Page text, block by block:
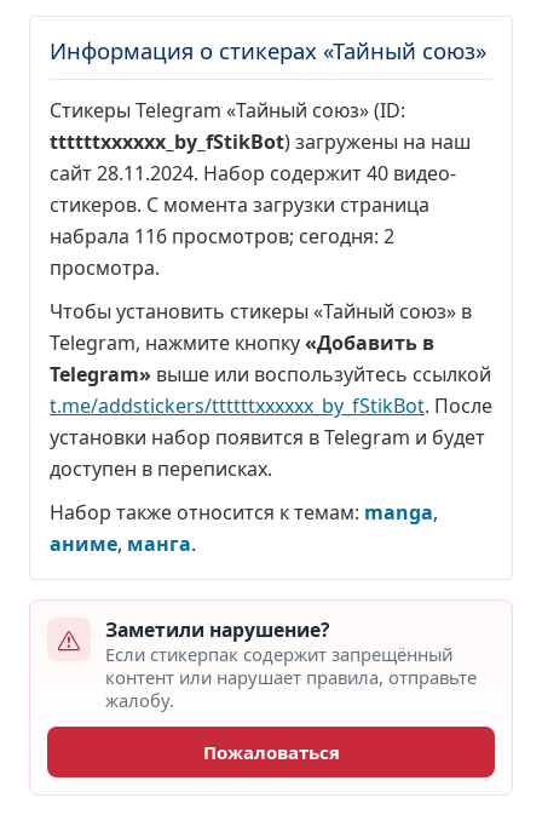
Информация о стикерах «Тайный союз»
Стикеры Telegram «Тайный союз» (ID:
ttttttxxxxxx_by_fStikBot) загружены на наш
сайт 28.11.2024. Набор содержит 40 видео-
стикеров. С момента загрузки страница
набрала 116 просмотров; сегодня: 2
просмотра.
Чтобы установить стикеры «Тайный союз» в
Telegram, нажмите кнопку«Добавить в
Telegram» выше или воспользуйтесь ссылкой
t.me/addstickers/ttttttxxxxxx_by_fStikBot. После
установки набор появится в Telegram и будет
доступен в переписках.
Набор также относится к темам: manga,
аниме, манга.
Заметили нарушение?
Если стикерпак содержит запрещённый
контент или нарушает правила, отправьте
жалобу.
Пожаловаться